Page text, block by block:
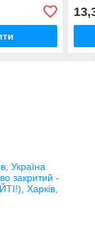
Україна
закритий -
Харків,